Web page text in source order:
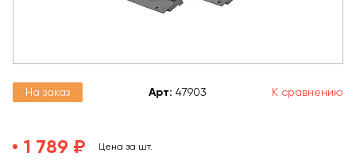
На заказ Арт: 47903 К сравнению
1 789 ₽ Цена за шт.